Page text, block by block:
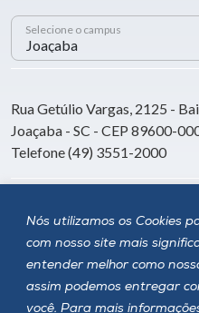
Nós utilizamos os Cookies
com nosso site mais
entender melhor como
assim podemos entregar
você. Para mais
Selecione o campus
Rua Getúlio Vargas, 2125 -
Joaçaba - SC - CEP 89600-
Telefone (49) 3551-2000
Siga a Unoesc